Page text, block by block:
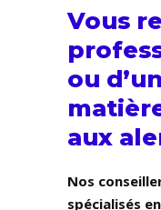
Vous
ou
aux
Nos
spécialisés